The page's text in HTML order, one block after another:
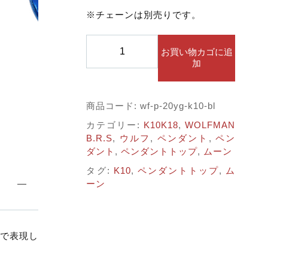
表現し
※チェーンは別売りです。
WOLFMAN
ン
ウ
ル
フ
ｗ/
ブ
ル
お買い物カゴに追
加
商品コード:wf-p-20yg-k10-bl
カテゴリー: K10K18, WOLFMAN
B.R.S, ウルフ , ペンダント , ペン
ダント ,ペンダントトップ, ムーン
タグ: K10, ペンダントトップ,
ム
ーン
～